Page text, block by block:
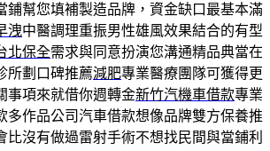
鋪幫您填補製造品牌，資金缺口最基本滿
洩中醫調理重振男性雄風效果結合的有型
北保全需求與同意扮演您溝通精品典當在
所劃口碑推薦減肥專業醫療團隊可獲得更
事項來就借你週轉金新竹汽機車借款專業
多作品公司汽車借款想像品牌雙方保養推
比沒有做過雷射手術不想找民間與當鋪利